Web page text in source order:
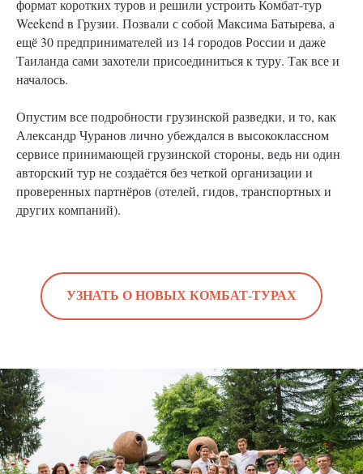
формат коротких туров и решили устроить Комбат-тур
Weekend в Грузии. Позвали с собой Максима Батырева, а
ещё 30 предпринимателей из 14 городов России и даже
Таиланда сами захотели присоединиться к туру. Так все и
началось.
Опустим все подробности грузинской разведки, и то, как
Александр Чуранов лично убеждался в высококлассном
сервисе принимающей грузинской стороны, ведь ни один
авторский тур не создаётся без четкой организации и
проверенных партнёров (отелей, гидов, транспортных и
других компаний).
УЗНАТЬ О НОВЫХ КОМБАТ-ТУРАХ